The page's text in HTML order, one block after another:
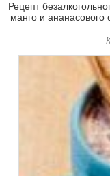
Рецепт
манго и